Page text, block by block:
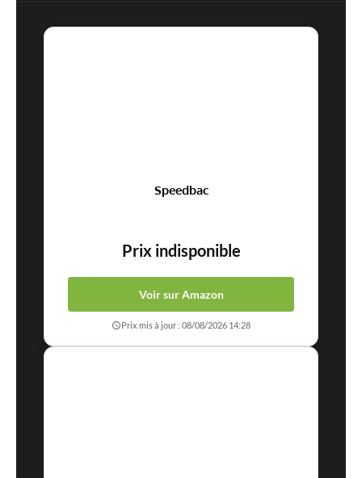
Speedbac
Prix indisponible
Voir sur Amazon
Prix mis à jour : 08/08/2026 14:28